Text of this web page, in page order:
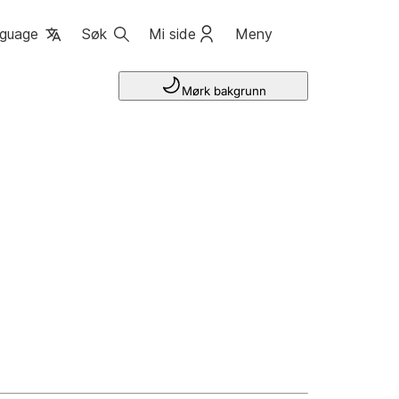
Søk Mi side Meny
Mørk bakgrunn